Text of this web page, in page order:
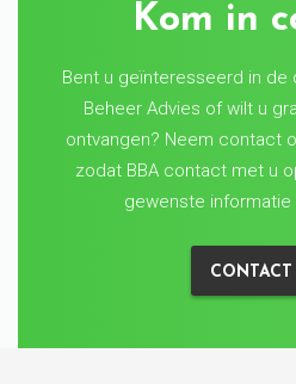
Kom in
Bent u geïnteresseerd in de
Beheer Advies of wilt u
ontvangen? Neem contact
zodat BBA contact met u
gewenste informatie
CONTACT